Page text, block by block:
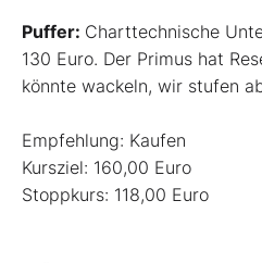
Puffer: Charttechnische
130 Euro. Der Primus hat
könnte wackeln, wir stufen
Empfehlung: Kaufen
Kursziel: 160,00 Euro
Stoppkurs: 118,00 Euro